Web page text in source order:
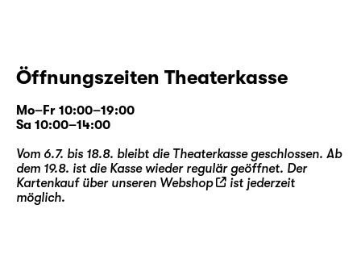
Öffnungszeiten Theaterkasse
Mo–Fr 10:00–19:00
Sa 10:00–14:00
Vom 6.7. bis 18.8. bleibt die Theaterkasse geschlossen. Ab
dem 19.8. ist die Kasse wieder regulär geöffnet. Der
Kartenkauf über unseren Webshop
ist jederzeit
möglich.